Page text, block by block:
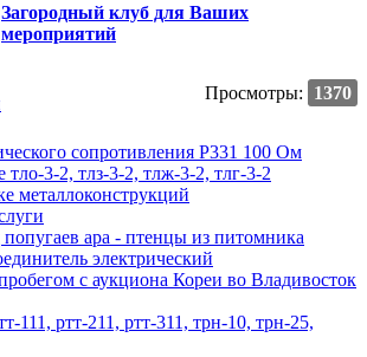
Загородный клуб для Ваших
мероприятий
Просмотры: 1370